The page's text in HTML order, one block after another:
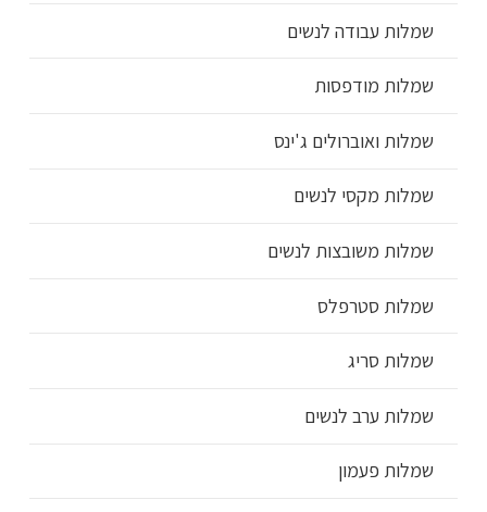
שמלות עבודה לנשים
שמלות מודפסות
שמלות ואוברולים ג'ינס
שמלות מקסי לנשים
שמלות משובצות לנשים
שמלות סטרפלס
שמלות סריג
שמלות ערב לנשים
שמלות פעמון